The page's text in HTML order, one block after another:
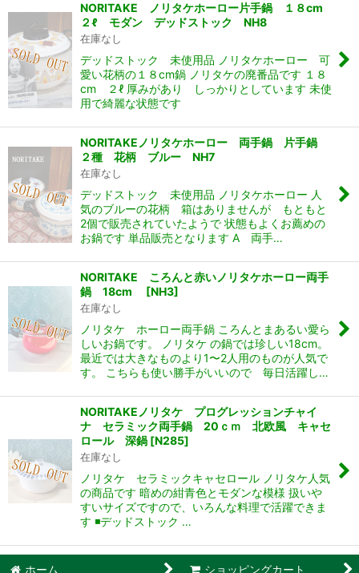
NORITAKE ノリタケホーロー片手鍋 １８cm
２ℓ モダン デッドストック NH8
在庫なし
デッドストック 未使用品 ノリタケホーロー 可
愛い花柄の１８cm鍋 ノリタケの廃番品です １８
cm ２ℓ 厚みがあり しっかりとしています 未使
用で綺麗な状態です
NORITAKEノリタケホーロー 両手鍋 片手鍋
２種 花柄 ブルー NH7
在庫なし
デッドストック 未使用品 ノリタケホーロー 人
気のブルーの花柄 箱はありませんが もともと
2個で販売されていたようで 状態もよくお薦めの
お鍋です 単品販売となります A 両手…
NORITAKE ころんと赤いノリタケホーロー両手
鍋 18cm
[NH3]
在庫なし
ノリタケ ホーロー両手鍋 ころんとまあるい愛ら
しいお鍋です。 ノリタケ の鍋では珍しい18cm。
最近では大きなものより1〜2人用のものが人気で
す。 こちらも使い勝手がいいので 毎日活躍し…
NORITAKEノリタケ プログレッションチャイ
ナ セラミック両手鍋 20ｃｍ 北欧風 キャセ
ロール 深鍋 [N285]
在庫なし
ノリタケ セラミックキャセロール ノリタケ人気
の商品です 暗めの紺青色とモダンな模様 扱いや
すいサイズですので、いろんな料理で活躍できま
す ◾️デッドストック …
ホーム ショッピングカート